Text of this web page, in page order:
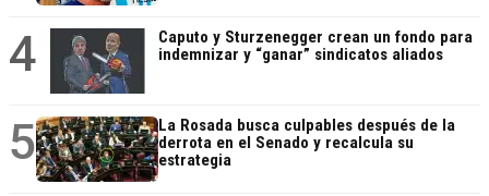
4
Caputo y Sturzenegger crean un fondo para
indemnizar y “ganar” sindicatos aliados
5
La Rosada busca culpables después de la
derrota en el Senado y recalcula su
estrategia